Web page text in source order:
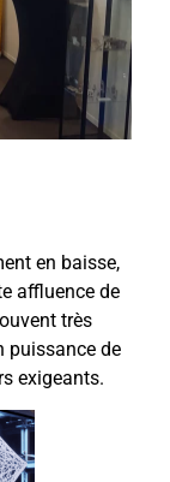
en baisse,
affluence de
très
puissance de
exigeants.